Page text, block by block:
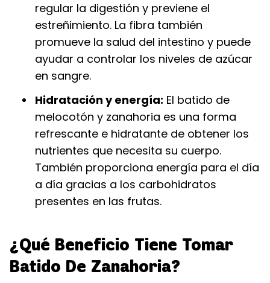
regular la digestión y previene el
estreñimiento. La fibra también
promueve la salud del intestino y puede
ayudar a controlar los niveles de azúcar
en sangre.
Hidratación y energía: El batido de
melocotón y zanahoria es una forma
refrescante e hidratante de obtener los
nutrientes que necesita su cuerpo.
También proporciona energía para el día
a día gracias a los carbohidratos
presentes en las frutas.
¿Qué Beneficio Tiene Tomar
Batido De Zanahoria?